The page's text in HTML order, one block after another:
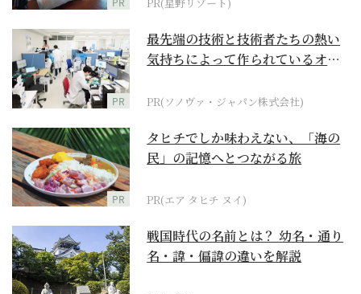
PR
最先端の技術と技術者たちの熱い
気持ちによって作られているオー
PR(ソノヴァ・ジャパン株式会社)
PR
タヒチでしか味わえない、「海の
民」の記憶へとつながる旅
PR(エア タヒチ ヌイ)
戦国時代の名前とは？ 幼名・通り
名・諱・偏諱の違いを解説